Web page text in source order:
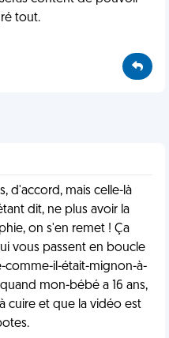
tout.
d'accord, mais celle-là
dit, ne plus avoir la
on s'en remet ! Ça
vous passent en boucle
comme-il-était-mignon-à-
mon-bébé a 16 ans,
cuire et que la vidéo est